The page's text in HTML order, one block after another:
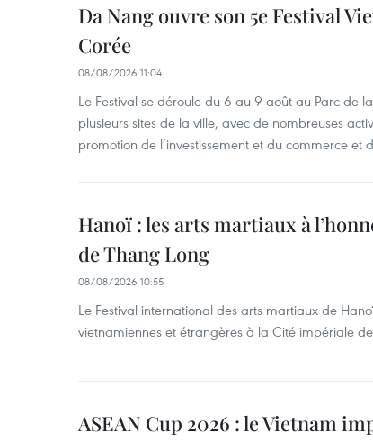
Da Nang ouvre son 5e Festival
Corée
08/08/2026 11:04
Le Festival se déroule du 6 au 9 août au Parc de
plusieurs sites de la ville, avec de nombreuses
promotion de l’investissement et du commerce et
Hanoï : les arts martiaux à
de Thang Long
08/08/2026 10:55
Le Festival international des arts martiaux de
vietnamiennes et étrangères à la Cité impériale
ASEAN Cup 2026 : le Vietnam